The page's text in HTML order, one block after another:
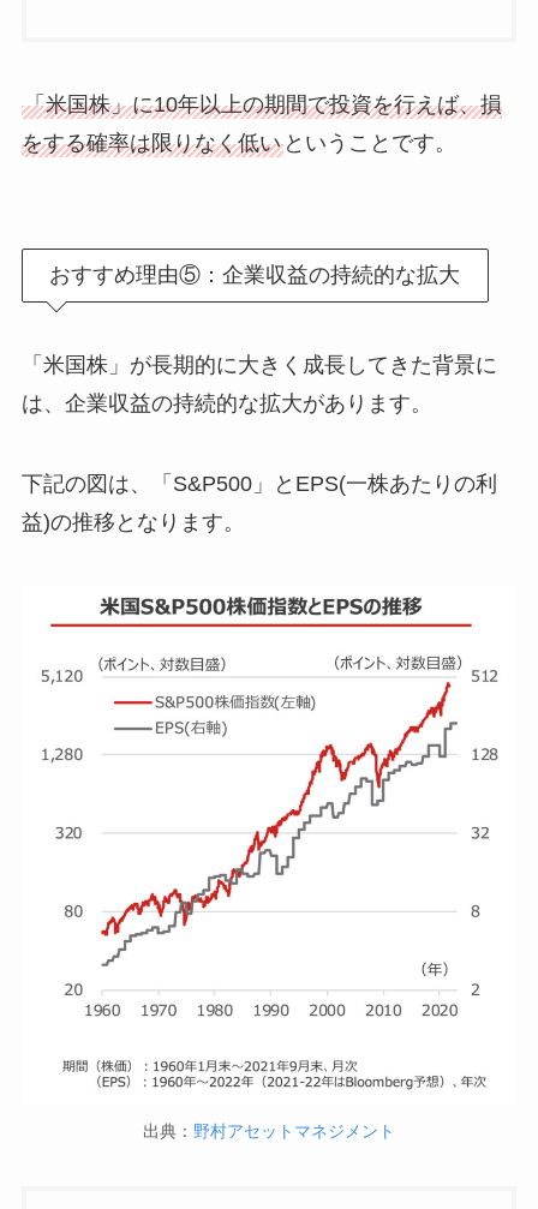
「米国株」に10年以上の期間で投資を行えば、損
をする確率は限りなく低いということです。
おすすめ理由⑤：企業収益の持続的な拡大
「米国株」が長期的に大きく成長してきた背景に
は、企業収益の持続的な拡大があります。
下記の図は、「S&P500」とEPS(一株あたりの利
益)の推移となります。
出典： 野村アセットマネジメント